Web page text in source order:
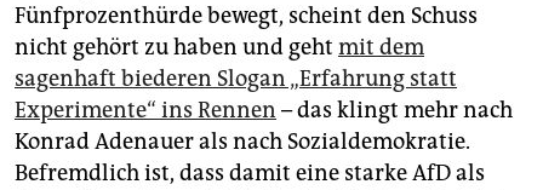
Fünfprozenthürde bewegt, scheint den Schuss
nicht gehört zu haben und geht mit dem
sagenhaft biederen Slogan „Erfahrung statt
Experimente“ ins Rennen – das klingt mehr nach
Konrad Adenauer als nach Sozialdemokratie.
Befremdlich ist, dass damit eine starke AfD als